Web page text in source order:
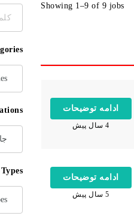
Showing 1–9 of 9 jobs
ادامه توضیحات
4 سال پیش
ادامه توضیحات
5 سال پیش